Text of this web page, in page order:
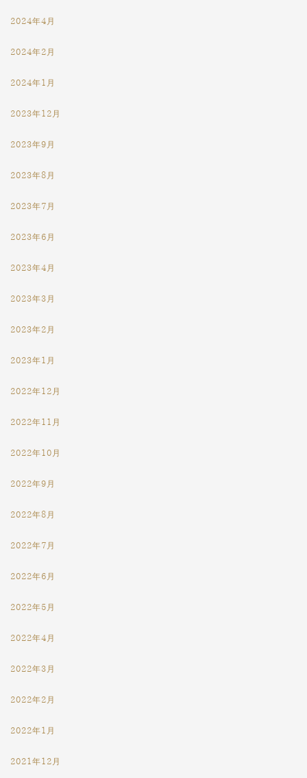
2024年4月
2024年2月
2024年1月
2023年12月
2023年9月
2023年8月
2023年7月
2023年6月
2023年4月
2023年3月
2023年2月
2023年1月
2022年12月
2022年11月
2022年10月
2022年9月
2022年8月
2022年7月
2022年6月
2022年5月
2022年4月
2022年3月
2022年2月
2022年1月
2021年12月